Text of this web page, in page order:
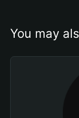
You may